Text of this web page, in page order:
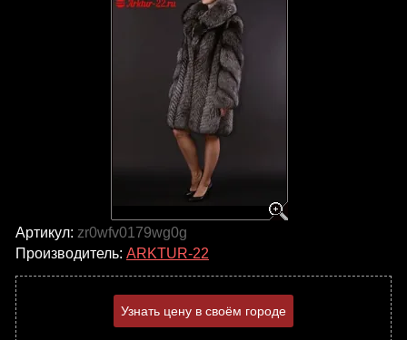
Артикул: zr0wfv0179wg0g
Производитель: ARKTUR-22
Узнать цену в своём городе